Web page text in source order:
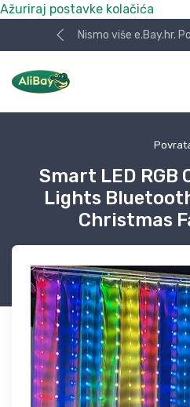
Ažuriraj postavke kolačića
Nismo više e.Bay.hr.
Smart LED
Lights
Christmas